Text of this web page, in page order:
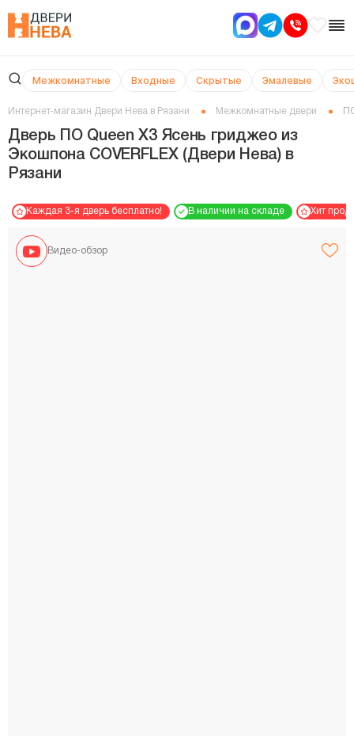
Межкомнатные Входные Скрытые Эмалевые
Интернет-магазин Двери Нева в Рязани Межкомнатные двери
Дверь ПО Queen X3 Ясень гриджео из
Экошпона COVERFLEX (Двери Нева) в
Рязани
Каждая 3-я дверь бесплатно! В наличии на складе Хит
Видео-обзор